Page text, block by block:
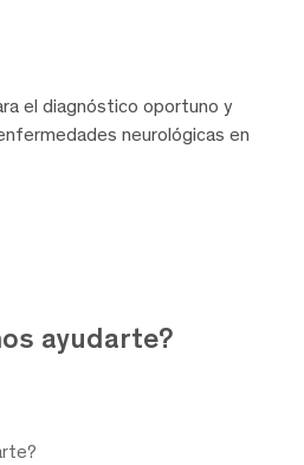
el diagnóstico oportuno y
neurológicas en
ayudarte?